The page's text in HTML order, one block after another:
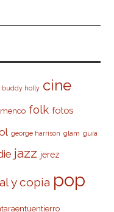
buddy holly cine
folk fotos
george harrison glam guía
jazz jerez
y copia pop